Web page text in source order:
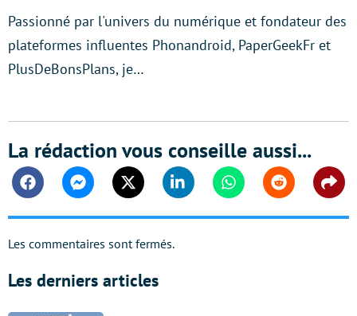
Passionné par l'univers du numérique et fondateur des
plateformes influentes Phonandroid, PaperGeekFr et
PlusDeBonsPlans, je…
La rédaction vous conseille aussi...
FacebookMessengerTwitter Linkedin WhatsappReddit
Les commentaires sont fermés.
Les derniers articles